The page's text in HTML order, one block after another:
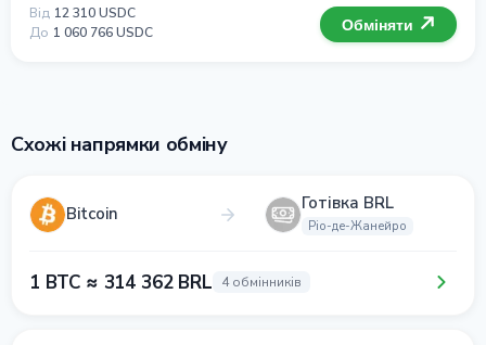
Від 12 310 USDC
До 1 060 766 USDC Обміняти
Схожі напрямки обміну
Bitcoin Готівка BRL
Ріо-де-Жанейро
1 BTC ≈ 314 362 BRL 4 обмінників